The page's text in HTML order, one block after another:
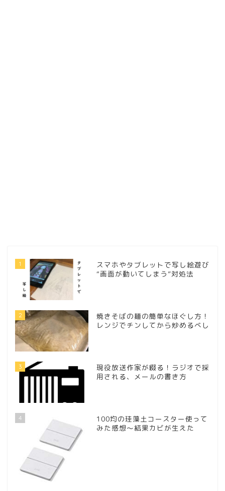
1
スマホやタブレットで写し絵遊び
“画面が動いてしまう”対処法
2
焼きそばの麺の簡単なほぐし方！
レンジでチンしてから炒めるべし
3
現役放送作家が綴る！ラジオで採
用される、メールの書き方
4
100均の珪藻土コースター使って
みた感想～結果カビが生えた